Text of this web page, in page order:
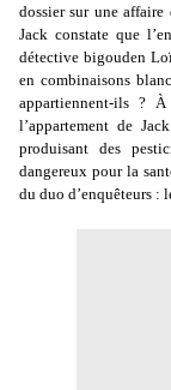
dossier sur une
Jack constate que
détective bigouden
en combinaisons
appartiennent-ils ?
l’appartement de
produisant des
dangereux pour la
du duo d’enquêteurs :